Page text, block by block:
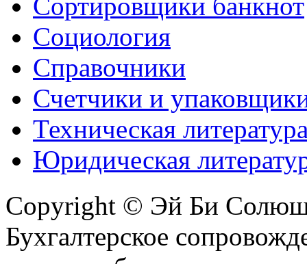
Сортировщики банкнот
Социология
Справочники
Счетчики и
Техническая
Юридическая
Copyright © Эй Би
Бухгалтерское